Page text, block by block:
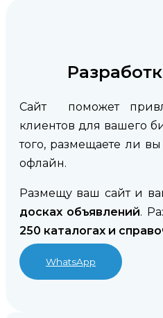
Сайт поможет
клиентов для вашего
того, размещаете ли
офлайн.
Размещу ваш сайт и
досках объявлений.
250 каталогах и
WhatsApp